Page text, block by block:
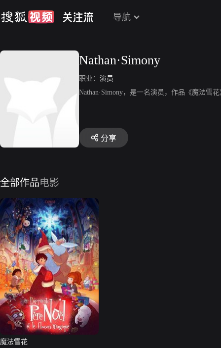
导航
Nathan·Simony
职业： 演员
Nathan·Simony，是一名演员，作品《魔法雪
分享
全部作品电影
魔法雪花